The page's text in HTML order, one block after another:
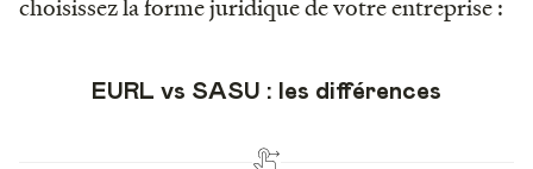
choisissez la forme juridique de votre entreprise :
EURL vs SASU : les différences